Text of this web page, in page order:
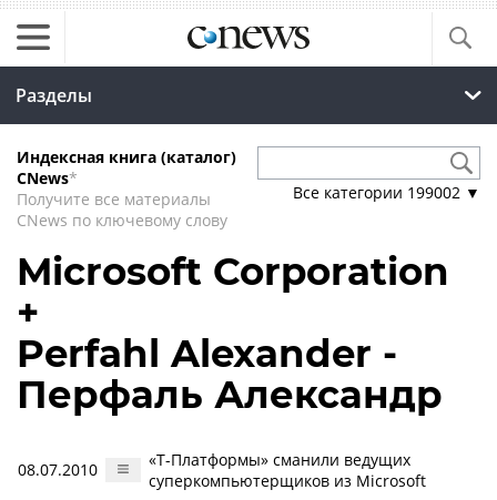
Разделы
Индексная книга (каталог)
CNews*
Получите все материалы
CNews по ключевому слову
Все категории 199002 ▼
Microsoft Corporation
+
Perfahl Alexander -
Перфаль Александр
08.07.2010
«Т-Платформы» сманили ведущих
суперкомпьютерщиков из Microsoft